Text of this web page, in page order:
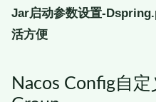
Jar启动参数设置-
活方便
Nacos Config自定